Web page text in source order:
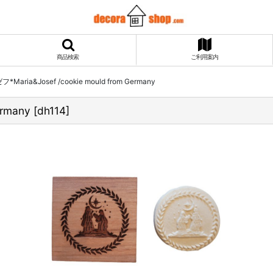
商品検索 ご利用案内
フ*Maria&Josef /cookie mould from Germany
[dh114]